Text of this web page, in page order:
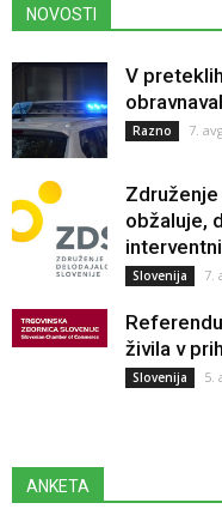
NOVOSTI
V
Razno 7.
obžaluje,
Slovenija 7.
živila v
Slovenija 5.
ANKETA